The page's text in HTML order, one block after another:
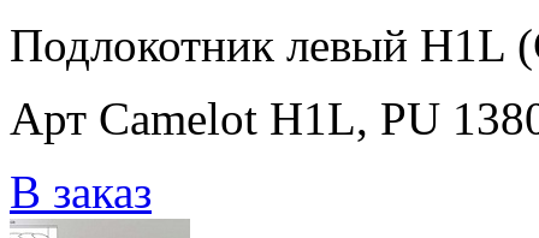
Подлокотник левый H1L
Арт Camelot H1L, PU
В заказ